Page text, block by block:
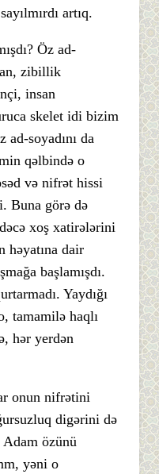
artıq.
Öz ad-
zibillik
insan
skelet idi bizim
soyadını da
qəlbində o
və nifrət hissi
Buna görə də
xoş xatirələrini
həyatına dair
başlamışdı.
Yaydığı
tamamilə haqlı
hər yerdən
onun nifrətini
digərini də
özünü
yəni o